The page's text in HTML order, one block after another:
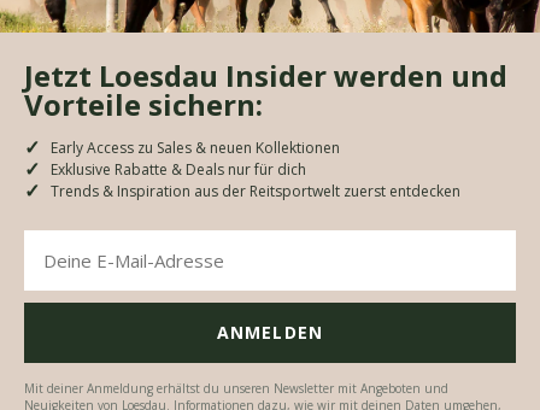
Jetzt Loesdau Insider werden und
Vorteile sichern:
Early Access zu Sales & neuen Kollektionen
Exklusive Rabatte & Deals nur für dich
Trends & Inspiration aus der Reitsportwelt zuerst entdecken
Mit deiner Anmeldung erhältst du unseren Newsletter mit Angeboten und
Neuigkeiten von Loesdau. Informationen dazu, wie wir mit deinen Daten umgehen,